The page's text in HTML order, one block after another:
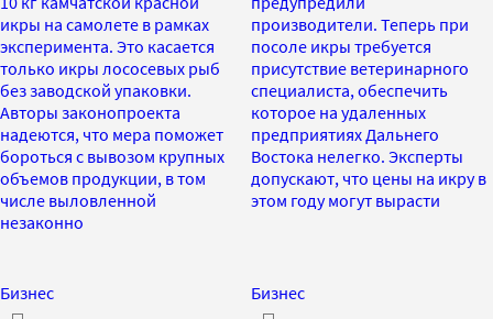
икры на самолете в рамках
эксперимента. Это касается
только икры лососевых рыб
без заводской упаковки.
Авторы законопроекта
надеются, что мера поможет
бороться с вывозом крупных
объемов продукции, в том
числе выловленной
незаконно
производители. Теперь при
посоле икры требуется
присутствие ветеринарного
специалиста, обеспечить
которое на удаленных
предприятиях Дальнего
Востока нелегко. Эксперты
допускают, что цены на икру в
этом году могут вырасти
Бизнес Бизнес